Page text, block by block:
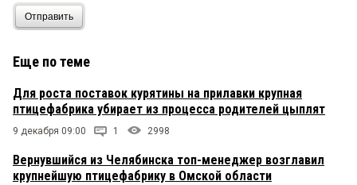
Отправить
Еще по теме
Для роста поставок курятины на прилавки крупная
птицефабрика убирает из процесса родителей цыплят
9 декабря 09:00 1 2998
Вернувшийся из Челябинска топ-менеджер возглавил
крупнейшую птицефабрику в Омской области